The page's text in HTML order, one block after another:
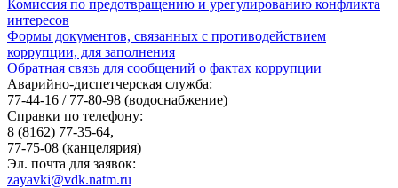
Комиссия по предотвращению и урегулированию конфликта
интересов
Формы документов, связанных с противодействием
коррупции, для заполнения
Обратная связь для сообщений о фактах коррупции
Аварийно-диспетчерская служба:
77-44-16 / 77-80-98 (водоснабжение)
Справки по телефону:
8 (8162) 77-35-64,
77-75-08 (канцелярия)
Эл. почта для заявок:
zayavki@vdk.natm.ru